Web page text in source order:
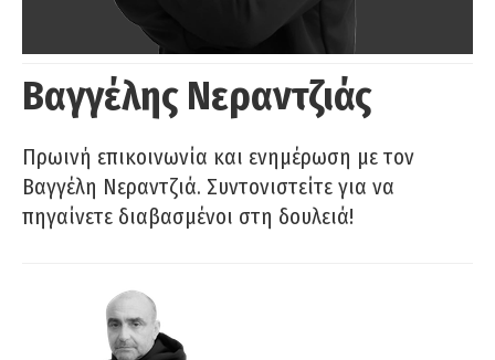
Βαγγέλης Νεραντζιάς
Πρωινή επικοινωνία και ενημέρωση με τον
Βαγγέλη Νεραντζιά. Συντονιστείτε για να
πηγαίνετε διαβασμένοι στη δουλειά!